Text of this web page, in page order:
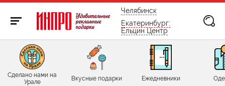
бесплатно по России
Челябинск
Екатеринбург:
Ельцин Центр
Сделано нами на
Урале
Вкусные подарки Ежедневники